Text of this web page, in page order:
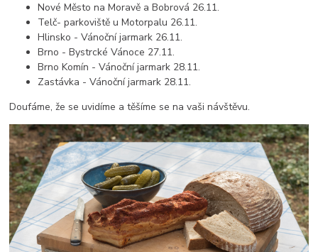
Nové Město na Moravě a Bobrová 26.11.
Telč- parkoviště u Motorpalu 26.11.
Hlinsko - Vánoční jarmark 26.11.
Brno - Bystrcké Vánoce 27.11.
Brno Komín - Vánoční jarmark 28.11.
Zastávka - Vánoční jarmark 28.11.
Doufáme, že se uvidíme a těšíme se na vaši návštěvu.